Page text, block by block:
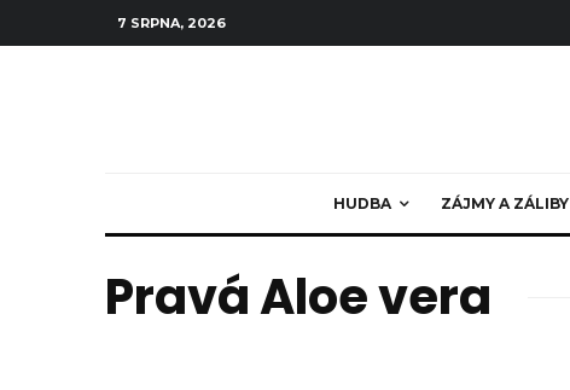
7 SRPNA, 2026
HUDBA ZÁJMY A ZÁLIBY
Pravá Aloe vera